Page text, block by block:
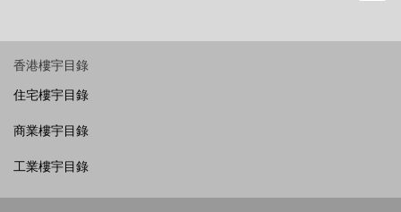
香港樓宇目錄
住宅樓宇目錄
商業樓宇目錄
工業樓宇目錄